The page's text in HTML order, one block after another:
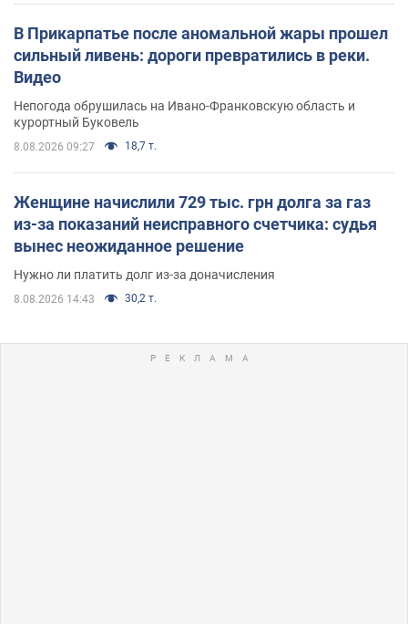
В Прикарпатье после аномальной жары прошел
сильный ливень: дороги превратились в реки.
Видео
Непогода обрушилась на Ивано-Франковскую область и
курортный Буковель
8.08.2026 09:27 18,7 т.
Женщине начислили 729 тыс. грн долга за газ
из-за показаний неисправного счетчика: судья
вынес неожиданное решение
Нужно ли платить долг из-за доначисления
8.08.2026 14:43 30,2 т.